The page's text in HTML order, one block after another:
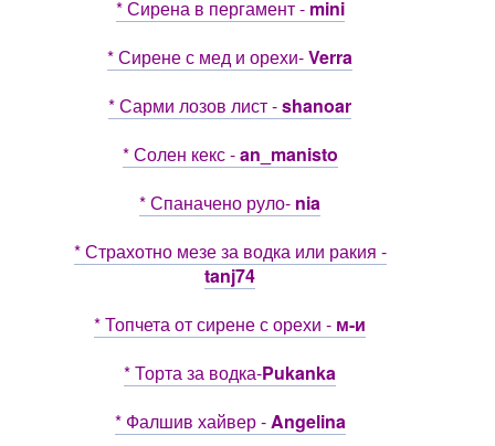
* Сирена в пергамент - mini
* Сирене с мед и орехи-Verra
* Сарми лозов лист -shanoar
* Солен кекс -an_manisto
* Спаначено руло- nia
* Страхотно мезе за водка или ракия -
tanj74
* Топчета от сирене с орехи - м-и
* Торта за водка-Pukanka
* Фалшив хайвер -Angelina